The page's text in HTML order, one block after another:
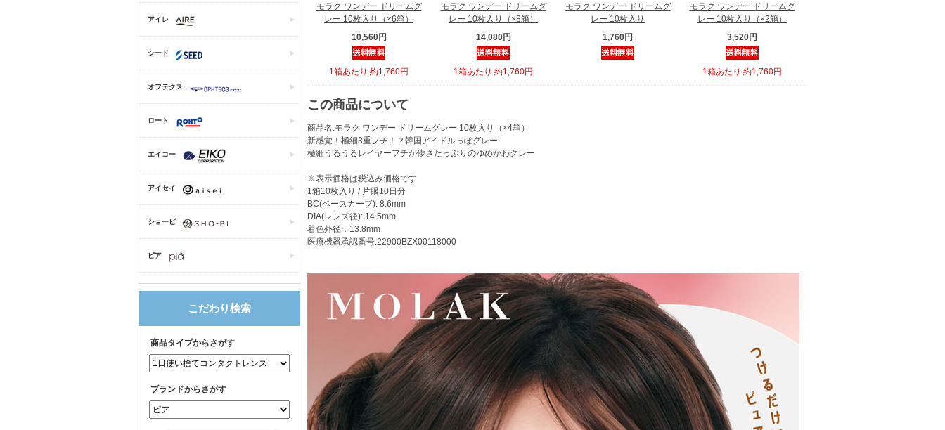
アイレ
シード
オフテクス
ロート
エイコー
アイセイ
ショービ
ピア
こだわり検索
商品タイプからさがす
ブランドからさがす
モラク ワンデー ドリームグ
レー 10枚入り（×6箱）
10,560円
1箱あたり:約1,760円
モラク ワンデー ドリームグ
レー 10枚入り（×8箱）
14,080円
1箱あたり:約1,760円
モラク ワンデー ドリームグ
レー 10枚入り
1,760円
モラク ワンデー ドリームグ
レー 10枚入り（×2箱）
3,520円
1箱あたり:約1,760円
この商品について
商品名:モラク ワンデー ドリームグレー 10枚入り（×4箱）
新感覚！極細3重フチ！？韓国アイドルっぽグレー
極細うるうるレイヤーフチが儚さたっぷりのゆめかわグレー
※表示価格は税込み価格です
1箱10枚入り / 片眼10日分
BC(ベースカーブ): 8.6mm
DIA(レンズ径): 14.5mm
着色外径：13.8mm
医療機器承認番号:22900BZX00118000